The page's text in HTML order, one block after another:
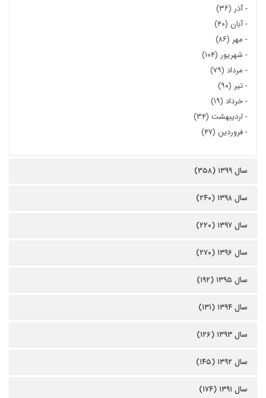
-آذر (۳۶)
-آبان (۴۰)
- مهر (۸۶)
- شهریور (۱۰۴)
- مرداد (۷۹)
-تیر (۹۰)
-خرداد (۱۹)
- اردیبهشت (۳۴)
-فروردین (۴۷)
سال ۱۳۹۹ (۳۵۸)
سال ۱۳۹۸ (۲۴۰)
سال ۱۳۹۷ (۲۲۰)
سال ۱۳۹۶ (۲۷۰)
سال ۱۳۹۵ (۱۹۲)
سال ۱۳۹۴ (۱۳۱)
سال ۱۳۹۳ (۱۲۶)
سال ۱۳۹۲ (۱۴۵)
سال ۱۳۹۱ (۱۷۴)